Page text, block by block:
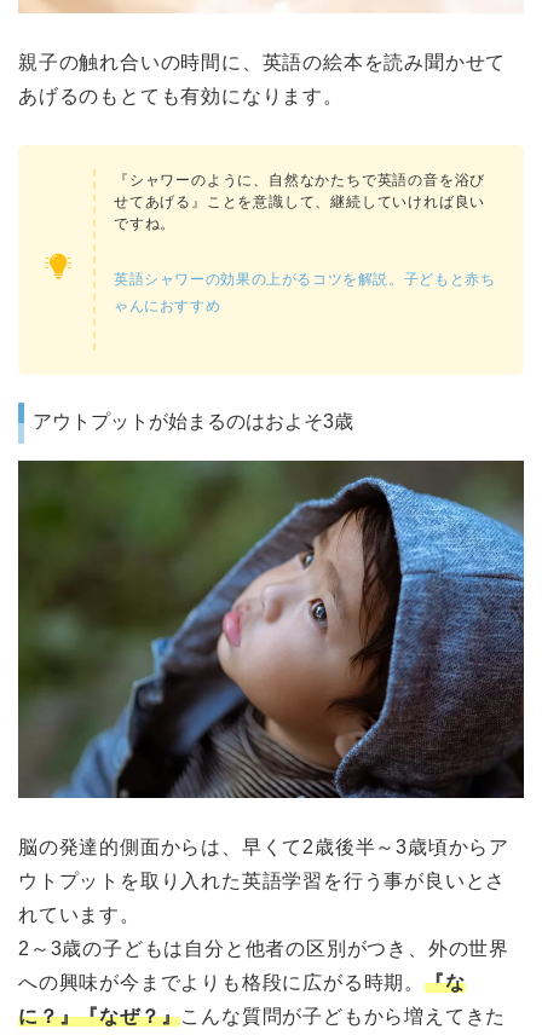
親子の触れ合いの時間に、英語の絵本を読み聞かせて
あげるのもとても有効になります。
『シャワーのように、自然なかたちで英語の音を浴び
せてあげる』ことを意識して、継続していければ良い
ですね。
英語シャワーの効果の上がるコツを解説。子どもと赤ち
ゃんにおすすめ
アウトプットが始まるのはおよそ3歳
脳の発達的側面からは、早くて2歳後半～3歳頃からア
ウトプットを取り入れた英語学習を行う事が良いとさ
れています。
2～3歳の子どもは自分と他者の区別がつき、外の世界
への興味が今までよりも格段に広がる時期。 『な
に？』『なぜ？』こんな質問が子どもから増えてきた